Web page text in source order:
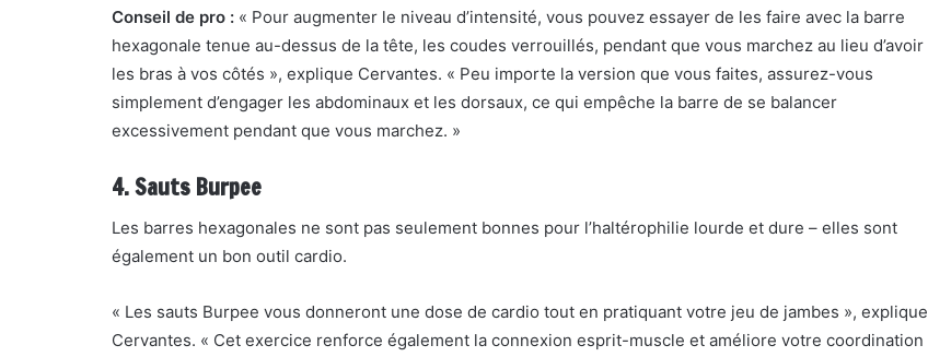
Conseil de pro : « Pour augmenter le niveau d’intensité, vous pouvez essayer de les faire avec la barre
hexagonale tenue au-dessus de la tête, les coudes verrouillés, pendant que vous marchez au lieu d’avoir
les bras à vos côtés », explique Cervantes. « Peu importe la version que vous faites, assurez-vous
simplement d’engager les abdominaux et les dorsaux, ce qui empêche la barre de se balancer
excessivement pendant que vous marchez. »
4. Sauts Burpee
Les barres hexagonales ne sont pas seulement bonnes pour l’haltérophilie lourde et dure – elles sont
également un bon outil cardio.
« Les sauts Burpee vous donneront une dose de cardio tout en pratiquant votre jeu de jambes », explique
Cervantes. « Cet exercice renforce également la connexion esprit-muscle et améliore votre coordination